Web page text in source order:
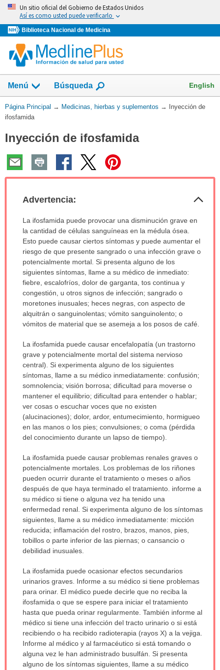
Omita
vaya
al
Contenido
Un sitio oficial del Gobierno de Estados Unidos
Así es como usted puede verificarlo
Biblioteca Nacional de Medicina
Menú
Mostrar
campo
de
Búsqueda English
Usted
está
Página Principal → Medicinas, hierbas y suplementos →
Inyección de
ifosfamida
Inyección de ifosfamida
Advertencia:
Advertencia:
sido
extendido.
La ifosfamida puede provocar una disminución grave en
la cantidad de células sanguíneas en la médula ósea.
Esto puede causar ciertos síntomas y puede aumentar el
riesgo de que presente sangrado o una infección grave o
potencialmente mortal. Si presenta alguno de los
siguientes síntomas, llame a su médico de inmediato:
fiebre, escalofríos, dolor de garganta, tos continua y
congestión, u otros signos de infección; sangrado o
moretones inusuales; heces negras, con aspecto de
alquitrán o sanguinolentas; vómito sanguinolento; o
vómitos de material que se asemeja a los posos de café.
La ifosfamida puede causar encefalopatía (un trastorno
grave y potencialmente mortal del sistema nervioso
central). Si experimenta alguno de los siguientes
síntomas, llame a su médico inmediatamente: confusión;
somnolencia; visión borrosa; dificultad para moverse o
mantener el equilibrio; dificultad para entender o hablar;
ver cosas o escuchar voces que no existen
(alucinaciones); dolor, ardor, entumecimiento, hormigueo
en las manos o los pies; convulsiones; o coma (pérdida
del conocimiento durante un lapso de tiempo).
La ifosfamida puede causar problemas renales graves o
potencialmente mortales. Los problemas de los riñones
pueden ocurrir durante el tratamiento o meses o años
después de que haya terminado el tratamiento. informe a
su médico si tiene o alguna vez ha tenido una
enfermedad renal. Si experimenta alguno de los síntomas
siguientes, llame a su médico inmediatamente: micción
reducida; inflamación del rostro, brazos, manos, pies,
tobillos o parte inferior de las piernas; o cansancio o
debilidad inusuales.
La ifosfamida puede ocasionar efectos secundarios
urinarios graves. Informe a su médico si tiene problemas
para orinar. El médico puede decirle que no reciba la
ifosfamida o que se espere para iniciar el tratamiento
hasta que pueda orinar regularmente. También informe al
médico si tiene una infección del tracto urinario o si está
recibiendo o ha recibido radioterapia (rayos X) a la vejiga.
Informe al médico y al farmacéutico si está tomando o
alguna vez le han administrado busulfán. Si presenta
alguno de los síntomas siguientes, llame a su médico